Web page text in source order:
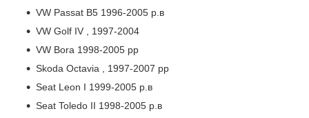
VW Passat B5 1996-2005 р.в
VW Golf IV , 1997-2004
VW Bora 1998-2005 рр
Skoda Octavia , 1997-2007 рр
Seat Leon I 1999-2005 р.в
Seat Toledo II 1998-2005 р.в